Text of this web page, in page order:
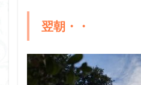
翌朝・・